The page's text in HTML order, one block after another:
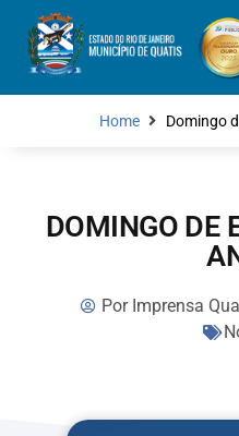
Home Domingo
DOMINGO DE
PorImprensa